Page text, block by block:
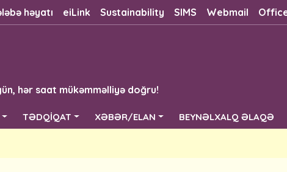
həyatı eiLink Sustainability SIMS Webmail
hər saat mükəmməlliyə doğru!
TƏDQİQAT XƏBƏR/ELAN BEYNƏLXALQ ƏLAQƏ